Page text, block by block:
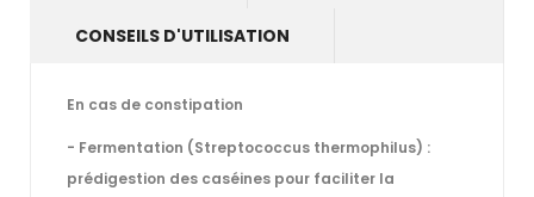
CONSEILS D'UTILISATION
En cas de constipation
- Fermentation (Streptococcus thermophilus) :
prédigestion des caséines pour faciliter la